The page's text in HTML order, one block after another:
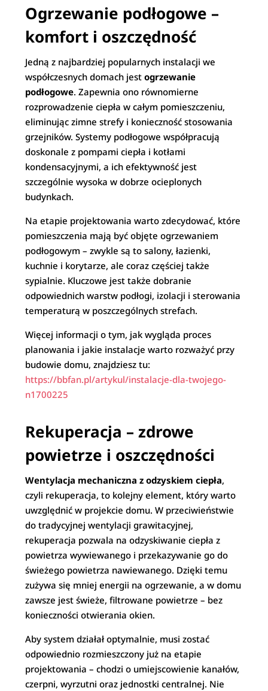
Ogrzewanie podłogowe –
komfort i oszczędność
Jedną z najbardziej popularnych instalacji we
współczesnych domach jestogrzewanie
podłogowe. Zapewnia ono równomierne
rozprowadzenie ciepła w całym pomieszczeniu,
eliminując zimne strefy i konieczność stosowania
grzejników. Systemy podłogowe współpracują
doskonale z pompami ciepła i kotłami
kondensacyjnymi, a ich efektywność jest
szczególnie wysoka w dobrze ocieplonych
budynkach.
Na etapie projektowania warto zdecydować, które
pomieszczenia mają być objęte ogrzewaniem
podłogowym – zwykle są to salony, łazienki,
kuchnie i korytarze, ale coraz częściej także
sypialnie. Kluczowe jest także dobranie
odpowiednich warstw podłogi, izolacji i sterowania
temperaturą w poszczególnych strefach.
Więcej informacji o tym, jak wygląda proces
planowania i jakie instalacje warto rozważyć przy
budowie domu, znajdziesz tu:
https://bbfan.pl/artykul/instalacje-dla-twojego-
n1700225
Rekuperacja – zdrowe
powietrze i oszczędności
Wentylacja mechaniczna z odzyskiem ciepła,
czyli rekuperacja, to kolejny element, który warto
uwzględnić w projekcie domu. W przeciwieństwie
do tradycyjnej wentylacji grawitacyjnej,
rekuperacja pozwala na odzyskiwanie ciepła z
powietrza wywiewanego i przekazywanie go do
świeżego powietrza nawiewanego. Dzięki temu
zużywa się mniej energii na ogrzewanie, a w domu
zawsze jest świeże, filtrowane powietrze – bez
konieczności otwierania okien.
Aby system działał optymalnie, musi zostać
odpowiednio rozmieszczony już na etapie
projektowania – chodzi o umiejscowienie kanałów,
czerpni, wyrzutni oraz jednostki centralnej. Nie